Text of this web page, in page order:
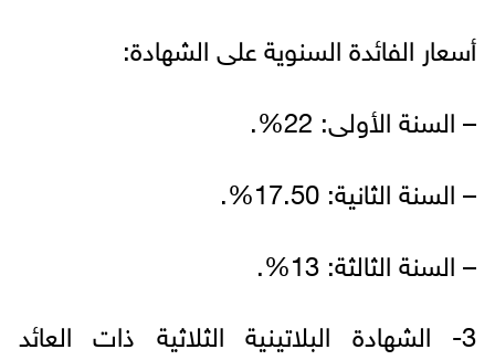
أسعار الفائدة السنوية على الشهادة:
– السنة الأولى: 22%.
– السنة الثانية: 17.50%.
– السنة الثالثة: 13%.
3- الشهادة البلاتينية الثلاثية ذات العائد